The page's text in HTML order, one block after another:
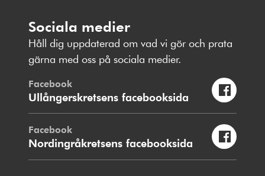
Sociala medier
Håll dig uppdaterad om vad vi gör och prata
gärna med oss på sociala medier.
Facebook
Ullångerskretsens facebooksida
Facebook
Nordingråkretsens facebooksida